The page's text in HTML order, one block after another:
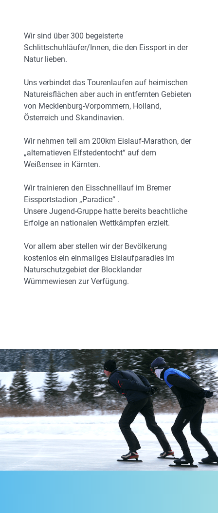
Wir sind über 300 begeisterte
Schlittschuhläufer/Innen, die den Eissport in der
Natur lieben.
Uns verbindet das Tourenlaufen auf heimischen
Natureisflächen aber auch in entfernten Gebieten
von Mecklenburg-Vorpommern, Holland,
Österreich und Skandinavien.
Wir nehmen teil am 200km Eislauf-Marathon, der
„alternatieven Elfstedentocht“ auf dem
Weißensee in Kärnten.
Wir trainieren den Eisschnelllauf im Bremer
Eissportstadion „Paradice“ .
Unsere Jugend-Gruppe hatte bereits beachtliche
Erfolge an nationalen Wettkämpfen erzielt.
Vor allem aber stellen wir der Bevölkerung
kostenlos ein einmaliges Eislaufparadies im
Naturschutzgebiet der Blocklander
Wümmewiesen zur Verfügung.